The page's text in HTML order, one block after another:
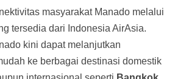
masyarakat Manado melalui
tersedia dari Indonesia AirAsia.
kini dapat melanjutkan
ke berbagai destinasi domestik